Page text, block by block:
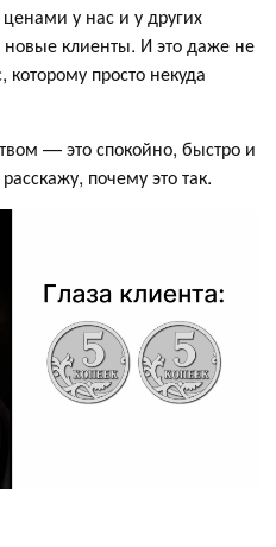
у нас и у других
новые клиенты. И это даже не
просто некуда
— это спокойно, быстро и
почему это так.